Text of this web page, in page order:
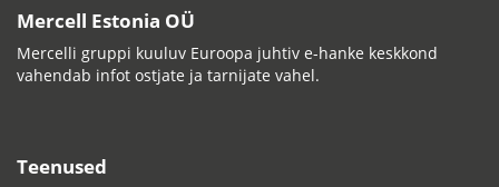
Mercell Estonia OÜ
Mercelli gruppi kuuluv Euroopa juhtiv e-hanke keskkond
vahendab infot ostjate ja tarnijate vahel.
Teenused